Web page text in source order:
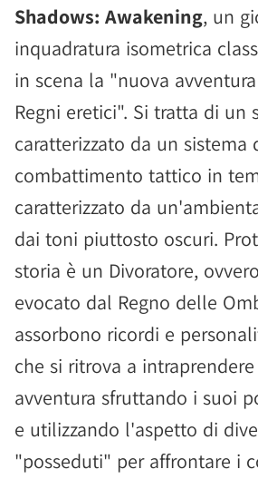
Shadows: Awakening, un
inquadratura isometrica
in scena la "nuova
Regni eretici". Si tratta di un
caratterizzato da un sistema
combattimento tattico in
caratterizzato da
dai toni piuttosto oscuri.
storia è un Divoratore,
evocato dal Regno delle
assorbono ricordi e
che si ritrova a
avventura sfruttando i suoi
e utilizzando l'aspetto di
"posseduti" per affrontare i